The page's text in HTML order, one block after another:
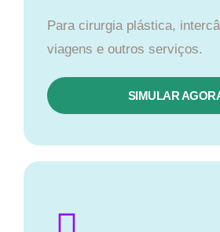
Para cirurgia plástica,
viagens e outros serviços.
SIMULAR